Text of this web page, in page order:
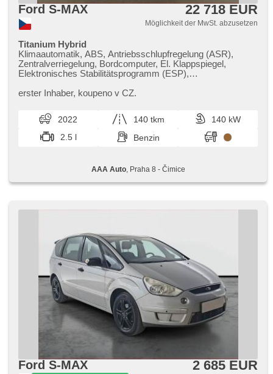
Ford S-MAX 22 718 EUR
Möglichkeit der MwSt. abzusetzen
Titanium Hybrid
Klimaautomatik, ABS, Antriebsschlupfregelung (ASR),
Zentralverriegelung, Bordcomputer, El. Klappspiegel,
Elektronisches Stabilitätsprogramm (ESP),
starten per Taste, Anhängerkupplung, Reifendrucksensor,
Servolenkung, El. Seitenscheiben, Dachträger, Autoradio,
Automatikgetriebe
erster Inhaber,​ koupeno v CZ.
2022 140 tkm
140 kW
2.5 l
Benzin
AAA Auto, Praha 8 - Čimice
Ford S-MAX 2 685 EUR